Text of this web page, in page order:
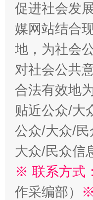
促进社会发
媒网站结合
地，为社会
对社会公共
合法有效地
贴近公众/大
公众/大众/民
大众/民众信
※ 联系方式：
作采编部）